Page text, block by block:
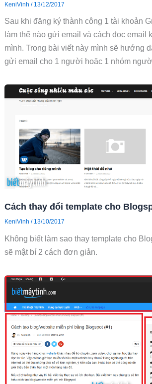
KeniVinh / 13/12/2017
Sau khi đăng ký thành công 1 tài khoản
làm thế nào gửi email và cách đọc email
mình. Trong bài viết này mình sẽ hướng
gửi email cho 1 người hoăc 1 nhóm
Cách thay đổi template cho
KeniVinh / 13/10/2017
Không biết làm sao thay template cho
sẽ mật bí 2 cách đơn giản.